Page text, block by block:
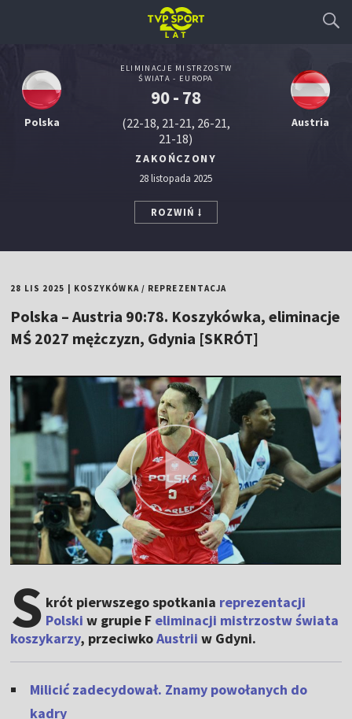
Polska
ELIMINACJE MISTRZOSTW
ŚWIATA - EUROPA
90 - 78
(22-18, 21-21, 26-21,
21-18)
ZAKOŃCZONY
28 listopada 2025
Austria
ROZWIŃ
28 LIS 2025 KOSZYKÓWKA/ REPREZENTACJA
Polska – Austria 90:78. Koszykówka, eliminacje
MŚ 2027 mężczyzn, Gdynia [SKRÓT]
S krót pierwszego spotkania reprezentacji
Polski w grupie F eliminacji mistrzostw świata
koszykarzy, przeciwkoAustrii w Gdyni.
Milicić zadecydował. Znamy powołanych do
kadry